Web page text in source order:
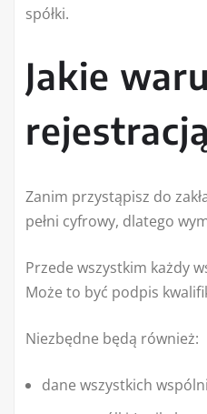
spółki.
Jakie
rejestracją
Zanim przystąpisz do
pełni cyfrowy, dlatego
Przede wszystkim każdy
Może to być podpis
Niezbędne będą również:
dane wszystkich